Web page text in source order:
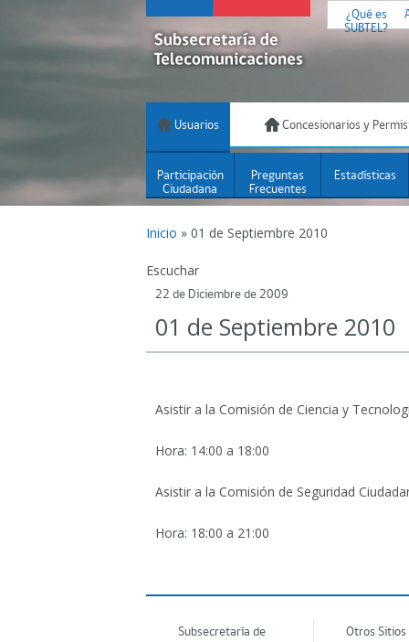
¿Qué es
SUBTEL?
Usuarios Concesionarios y
Participación
Ciudadana
Preguntas
Frecuentes
Estadísticas
Inicio » 01 de Septiembre 2010
Escuchar
22 de Diciembre de 2009
01 de Septiembre 2010
Asistir a la Comisión de Ciencia y
Hora: 14:00 a 18:00
Asistir a la Comisión de Seguridad
Hora: 18:00 a 21:00
Subsecretaría de
Otros